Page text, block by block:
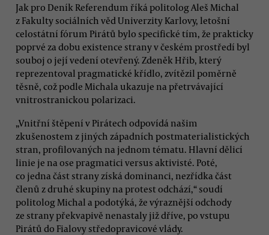
Jak pro Deník Referendum říká politolog Aleš Michal
z Fakulty sociálních věd Univerzity Karlovy, letošní
celostátní fórum Pirátů bylo specifické tím, že prakticky
poprvé za dobu existence strany v českém prostředí byl
souboj o její vedení otevřený. Zdeněk Hřib, který
reprezentoval pragmatické křídlo, zvítězil poměrně
těsně, což podle Michala ukazuje na přetrvávající
vnitrostranickou polarizaci.
„Vnitřní štěpení v Pirátech odpovídá našim
zkušenostem z jiných západních postmaterialistických
stran, profilovaných na jednom tématu. Hlavní dělicí
linie je na ose pragmatici versus aktivisté. Poté,
co jedna část strany získá dominanci, nezřídka část
členů z druhé skupiny na protest odchází,“ soudí
politolog Michal a podotýká, že výraznější odchody
ze strany překvapivě nenastaly již dříve, po vstupu
Pirátů do Fialovy středopravicové vlády.